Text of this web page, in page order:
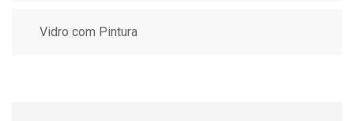
Vidro com Pintura